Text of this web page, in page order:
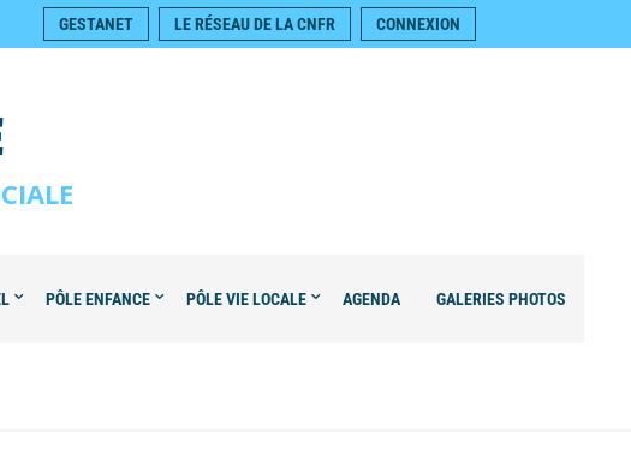
GESTANET LE RÉSEAU DE LA CNFR CONNEXION
PÔLE ENFANCE PÔLE VIE LOCALE AGENDA GALERIES PHOTOS